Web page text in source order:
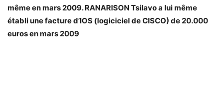
même en mars 2009. RANARISON Tsilavo a lui même
établi une facture d’IOS (logiciciel de CISCO) de 20.000
euros en mars 2009